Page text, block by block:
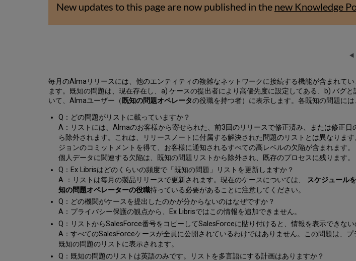
New updates to this page are now published in the new Knowledge
毎月のAlmaリリースには、他のエンティティの複雑なネットワークに接続する機能が含まれて
ます。既知の問題は、現在存在し、a) ケースの提出者により高優先度に設定してある、b) バグ
いて、Almaユーザー（ 既知の問題オペレータの役職を持つ者）に表示します。各既知の問題に
Q：どの問題がリストに載っていますか？
A：リストには、Almaのお客様から寄せられた、前3回のリリースで修正済み、または修正
ら除外されます。これは、リリースノートに付属する解決された問題のリストとは異なりま
ジョンのコミットメントを得て、お客様に通知されるすべての高レベルの欠陥が含まれます。
個人データに関連する欠陥は、既知の問題リストから除外され、既存のプロセスに残ります。
Q：Ex Librisはどのくらいの頻度で「既知の問題」リストを更新しますか？
A ：リストは毎月の製品リリースで更新されます。現在のケースについては、 スケジュール
知の問題オペレーターの役職持っている必要があることに注意してください。
Q：どの機関がケースを提出したのかが分からないのはなぜですか？
A：プライバシー保護の観点から、Ex Librisではこの情報を追加できません。
Q：リストからSalesForce番号をコピーしてSalesForceに貼り付けると、情報を表示できない
A：すべてのSalesForceケースが全員に公開されているわけではありません。この問題は、
既知の問題のリストに表示されます。
Q：既知の問題のリストは英語のみです。リストを多言語にする計画はありますか？